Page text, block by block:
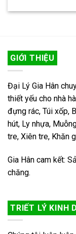
GIỚI THIỆU
Đại Lý Gia Hân
thiết yếu cho nhà
đựng rác, Túi xốp,
hút, Ly nhựa,
tre, Xiên tre, Khăn
Gia Hân cam kết:
chăng.
TRIẾT LÝ KINH